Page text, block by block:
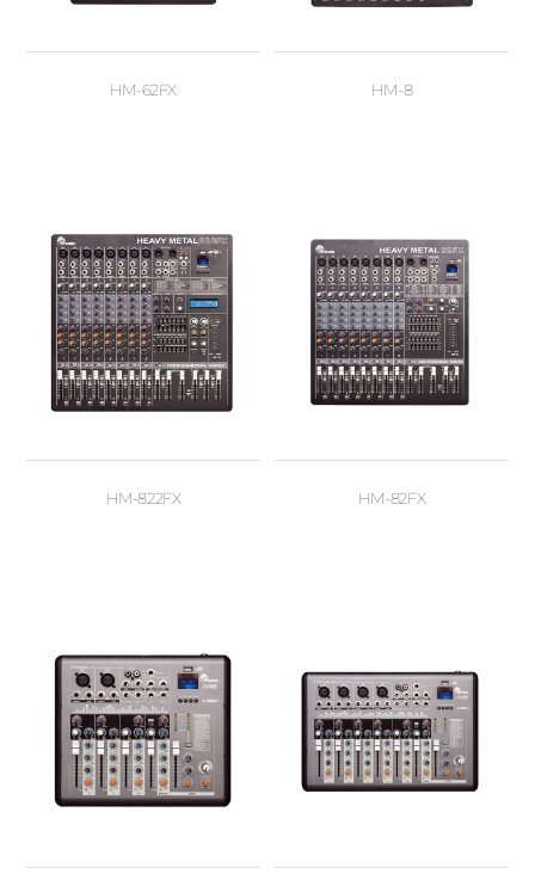
HM-62FX HM-8
HM-822FX HM-82FX